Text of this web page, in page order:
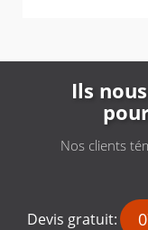
Ils
Nos clients
Devis gratuit: